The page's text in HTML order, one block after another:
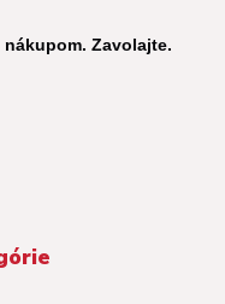
nákupom. Zavolajte.